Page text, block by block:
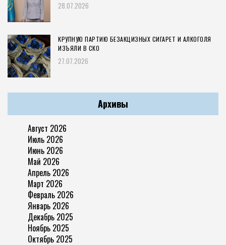
28.07.2026
КРУПНУЮ ПАРТИЮ БЕЗАКЦИЗНЫХ СИГАРЕТ И АЛКОГОЛЯ
ИЗЪЯЛИ В СКО
27.07.2026
Архивы
Август 2026
Июль 2026
Июнь 2026
Май 2026
Апрель 2026
Март 2026
Февраль 2026
Январь 2026
Декабрь 2025
Ноябрь 2025
Октябрь 2025